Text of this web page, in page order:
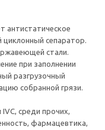
антистатическое
циклонный сепаратор.
стали.
при заполнении
разгрузочный
собранной грязи.
среди прочих,
фармацевтика,